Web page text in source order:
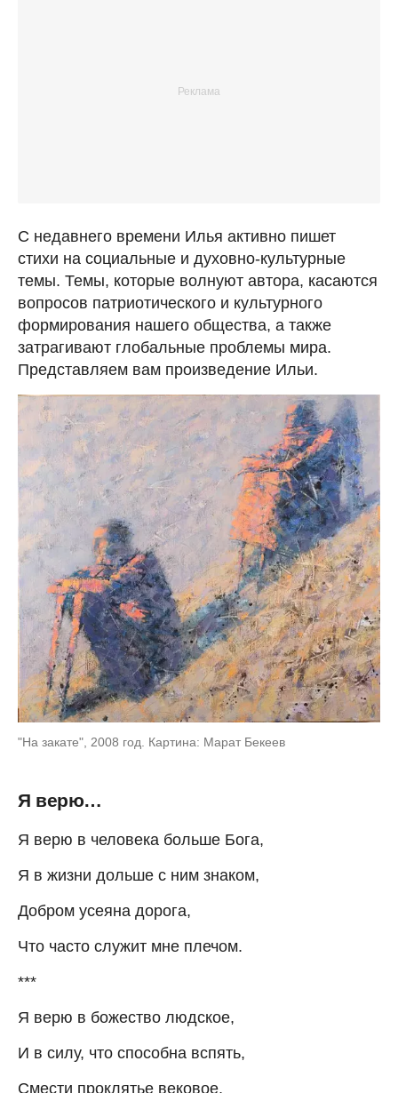
С недавнего времени Илья активно пишет
стихи на социальные и духовно-культурные
темы. Темы, которые волнуют автора, касаются
вопросов патриотического и культурного
формирования нашего общества, а также
затрагивают глобальные проблемы мира.
Представляем вам произведение Ильи.
"На закате", 2008 год. Картина: Марат Бекеев
Я верю…
Я верю в человека больше Бога,
Я в жизни дольше с ним знаком,
Добром усеяна дорога,
Что часто служит мне плечом.
***
Я верю в божество людское,
И в силу, что способна вспять,
Смести проклятье вековое,